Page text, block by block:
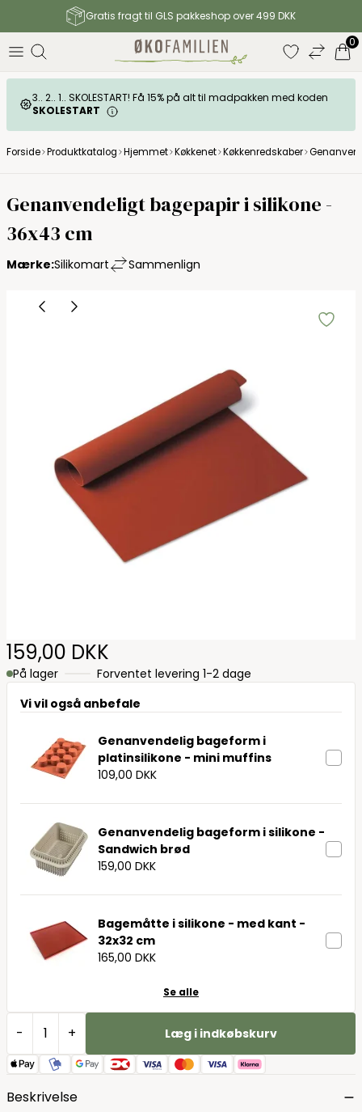
Gratis fragt til GLS pakkeshop over 499 DKK
0
3.. 2.. 1.. SKOLESTART! Få 15% på alt til madpakken med koden
SKOLESTART
Forside Produktkatalog Hjemmet Køkkenet Køkkenredskaber
Genanvendeligt bagepapir i silikone -
36x43 cm
Mærke:Silikomart Sammenlign
159,00 DKK
På lager
Forventet levering 1-2 dage
Vi vil også anbefale
Genanvendelig bageform i
platinsilikone - mini muffins
109,00 DKK
Genanvendelig bageform i silikone -
Sandwich brød
159,00 DKK
Bagemåtte i silikone - med kant -
32x32 cm
165,00 DKK
Se alle
- + Læg i indkøbskurv
Beskrivelse